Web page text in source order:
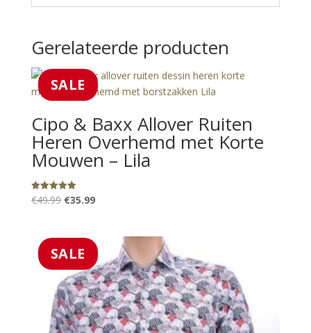
Gerelateerde producten
SALE
Cipo & Baxx Allover Ruiten
Heren Overhemd met Korte
Mouwen – Lila
Gewaardeerd
5.00
€49.99 Oorspronkelijke
€49.99.
€35.99Huidige
€35.99.
SALE